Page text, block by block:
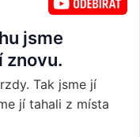
jsme
znovu.
Tak jsme jí
jí tahali z místa